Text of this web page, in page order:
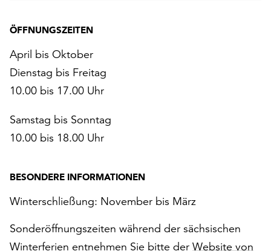
ÖFFNUNGSZEITEN
April bis Oktober
Dienstag bis Freitag
10.00 bis 17.00 Uhr
Samstag bis Sonntag
10.00 bis 18.00 Uhr
BESONDERE INFORMATIONEN
Winterschließung: November bis März
Sonderöffnungszeiten während der sächsischen
Winterferien entnehmen Sie bitte der Website von